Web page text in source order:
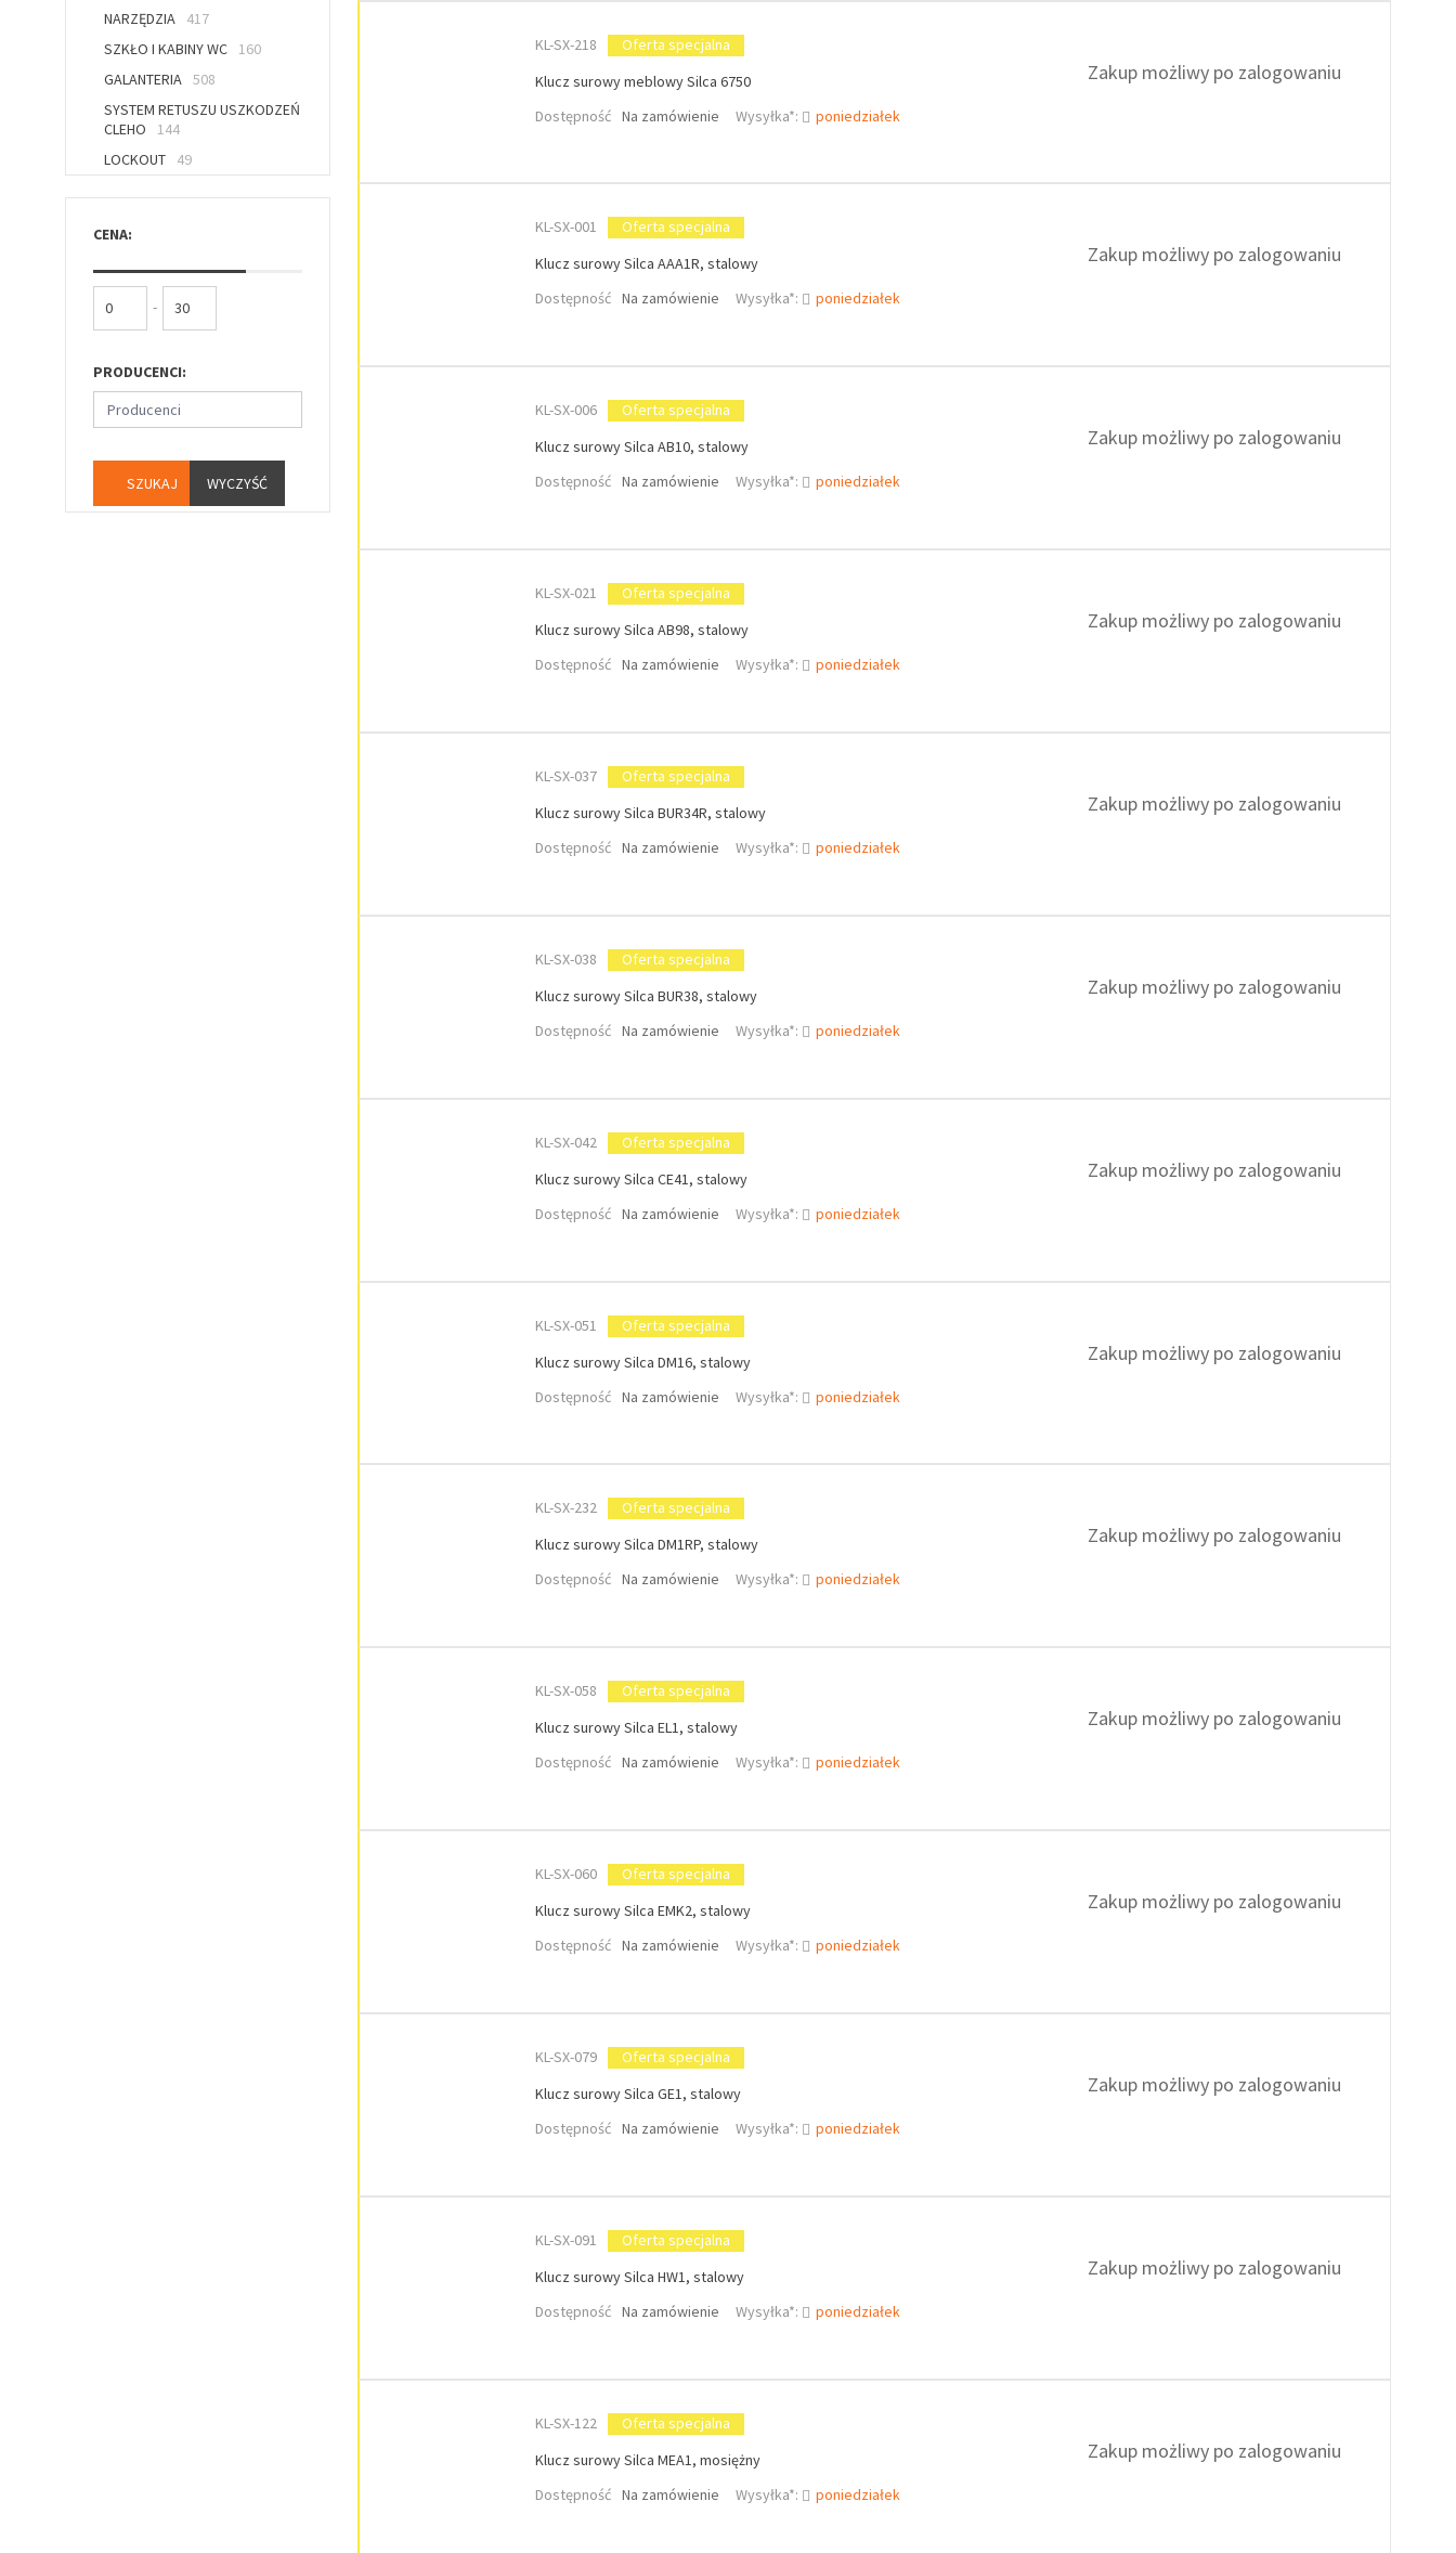
NARZĘDZIA
417
SZKŁO I KABINY WC
160
GALANTERIA 508
SYSTEM RETUSZU USZKODZEŃ
CLEHO
144
LOCKOUT
49
CENA:
-
PRODUCENCI:
Producenci
WYCZYŚĆ
KL-SX-218
Oferta specjalna
Klucz surowy meblowy Silca 6750
Dostępność Na zamówienie Wysyłka*: poniedziałek
Zakup możliwy po zalogowaniu
KL-SX-001
Oferta specjalna
Klucz surowy Silca AAA1R, stalowy
Dostępność Na zamówienie Wysyłka*: poniedziałek
Zakup możliwy po zalogowaniu
KL-SX-006
Oferta specjalna
Klucz surowy Silca AB10, stalowy
Dostępność Na zamówienie Wysyłka*: poniedziałek
Zakup możliwy po zalogowaniu
KL-SX-021
Oferta specjalna
Klucz surowy Silca AB98, stalowy
Dostępność Na zamówienie Wysyłka*: poniedziałek
Zakup możliwy po zalogowaniu
KL-SX-037
Oferta specjalna
Klucz surowy Silca BUR34R, stalowy
Dostępność Na zamówienie Wysyłka*: poniedziałek
Zakup możliwy po zalogowaniu
KL-SX-038
Oferta specjalna
Klucz surowy Silca BUR38, stalowy
Dostępność Na zamówienie Wysyłka*: poniedziałek
Zakup możliwy po zalogowaniu
KL-SX-042
Oferta specjalna
Klucz surowy Silca CE41, stalowy
Dostępność Na zamówienie Wysyłka*: poniedziałek
Zakup możliwy po zalogowaniu
KL-SX-051
Oferta specjalna
Klucz surowy Silca DM16, stalowy
Dostępność Na zamówienie Wysyłka*: poniedziałek
Zakup możliwy po zalogowaniu
KL-SX-232
Oferta specjalna
Klucz surowy Silca DM1RP, stalowy
Dostępność Na zamówienie Wysyłka*: poniedziałek
Zakup możliwy po zalogowaniu
KL-SX-058
Oferta specjalna
Klucz surowy Silca EL1, stalowy
Dostępność Na zamówienie Wysyłka*: poniedziałek
Zakup możliwy po zalogowaniu
KL-SX-060
Oferta specjalna
Klucz surowy Silca EMK2, stalowy
Dostępność Na zamówienie Wysyłka*: poniedziałek
Zakup możliwy po zalogowaniu
KL-SX-079
Oferta specjalna
Klucz surowy Silca GE1, stalowy
Dostępność Na zamówienie Wysyłka*: poniedziałek
Zakup możliwy po zalogowaniu
KL-SX-091
Oferta specjalna
Klucz surowy Silca HW1, stalowy
Dostępność Na zamówienie Wysyłka*: poniedziałek
Zakup możliwy po zalogowaniu
KL-SX-122
Oferta specjalna
Klucz surowy Silca MEA1, mosiężny
Dostępność Na zamówienie Wysyłka*: poniedziałek
Zakup możliwy po zalogowaniu